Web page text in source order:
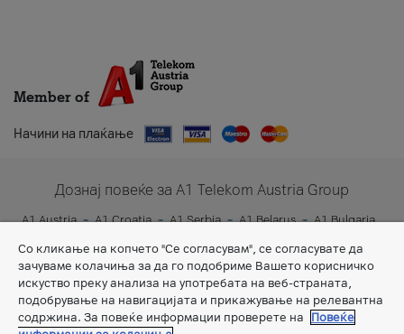
Member of
Начини на плаќање
Дознај повеќе за A1 Telekom Austria Group
A1 Austria A1 Croatia A1 Serbia A1 Belarus
A1 Bulgaria
Со кликање на копчето "Се согласувам", се согласувате да
зачуваме колачиња за да го подобриме Вашето корисничко
искуство преку анализа на употребата на веб-страната,
подобрување на навигацијата и прикажување на релевантна
содржина. За повеќе информации проверете на
Повеќе